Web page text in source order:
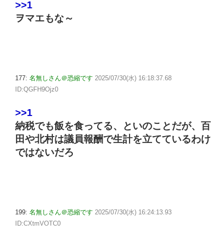
>>1
ヲマエもな～
177: 名無しさん＠恐縮です 2025/07/30(水) 16:18:37.68
ID:QGFH9Ojz0
>>1
納税でも飯を食ってる、といのことだが、百
田や北村は議員報酬で生計を立てているわけ
ではないだろ
199: 名無しさん＠恐縮です 2025/07/30(水) 16:24:13.93
ID:CXtmVOTC0